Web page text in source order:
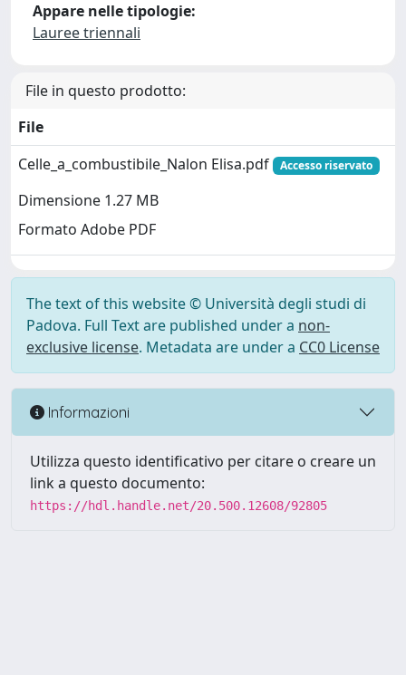
Appare nelle tipologie:
Lauree triennali
File in questo prodotto:
File
Celle_a_combustibile_Nalon Elisa.pdf
Accesso riservato
Dimensione 1.27 MB
Formato Adobe PDF
The text of this website © Università degli studi di
Padova. Full Text are published under a non-
exclusive license. Metadata are under a CC0 License
Informazioni
Utilizza questo identificativo per citare o creare un
link a questo documento:
https://hdl.handle.net/20.500.12608/92805